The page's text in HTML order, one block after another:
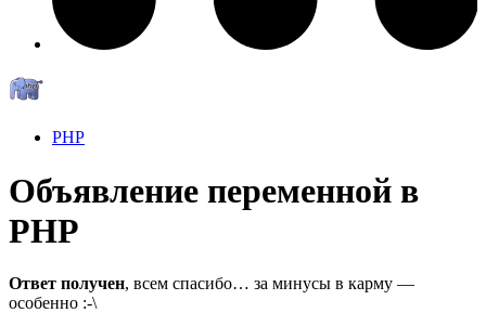
PHP
Объявление переменной в
PHP
Ответ получен, всем спасибо… за минусы в карму —
особенно :-\